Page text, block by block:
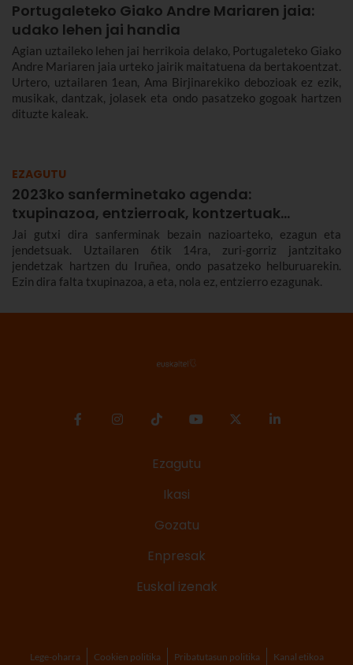
Portugaleteko Giako Andre Mariaren jaia:
udako lehen jai handia
Agian uztaileko lehen jai herrikoia delako, Portugaleteko Giako
Andre Mariaren jaia urteko jairik maitatuena da bertakoentzat.
Urtero, uztailaren 1ean, Ama Birjinarekiko debozioak ez ezik,
musikak, dantzak, jolasek eta ondo pasatzeko gogoak hartzen
dituzte kaleak.
EZAGUTU
2023ko sanferminetako agenda:
txupinazoa, entzierroak, kontzertuak…
Jai gutxi dira sanferminak bezain nazioarteko, ezagun eta
jendetsuak. Uztailaren 6tik 14ra, zuri-gorriz jantzitako
jendetzak hartzen du Iruñea, ondo pasatzeko helburuarekin.
Ezin dira falta txupinazoa, a eta, nola ez, entzierro ezagunak.
Ezagutu
Ikasi
Gozatu
Enpresak
Euskal izenak
Lege-oharra Cookien politika Pribatutasun politika Kanal etikoa